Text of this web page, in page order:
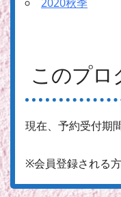
このプロ
現在、予約受付期
※会員登録される